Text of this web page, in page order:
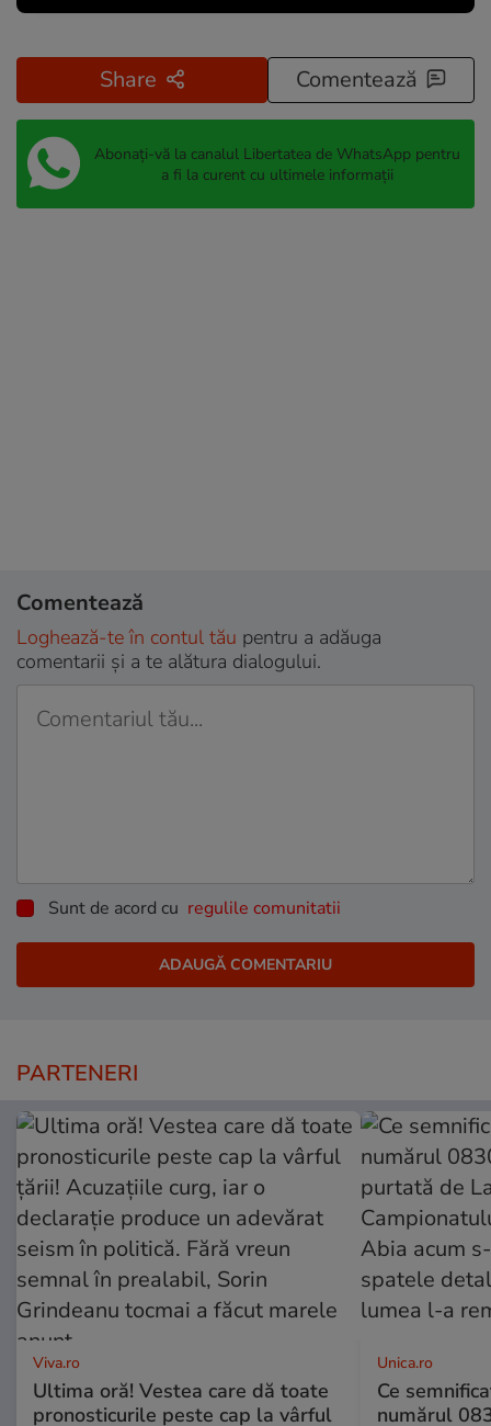
Share Comentează
Abonați-vă la canalul Libertatea de WhatsApp pentru
a fi la curent cu ultimele informații
Comentează
Loghează-te în contul tău pentru a adăuga
comentarii și a te alătura dialogului.
Sunt de acord cu regulile comunitatii
PARTENERI
Viva.ro
Ultima oră! Vestea care dă toate
pronosticurile peste cap la vârful
Unica.ro
Ce
numărul